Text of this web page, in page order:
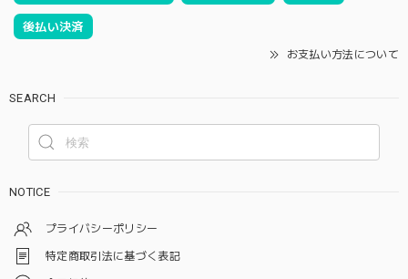
後払い決済
お支払い方法について
SEARCH
NOTICE
プライバシーポリシー
特定商取引法に基づく表記